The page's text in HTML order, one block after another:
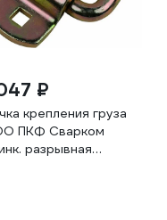
₽
крепления груза
ПКФ Сварком
разрывная